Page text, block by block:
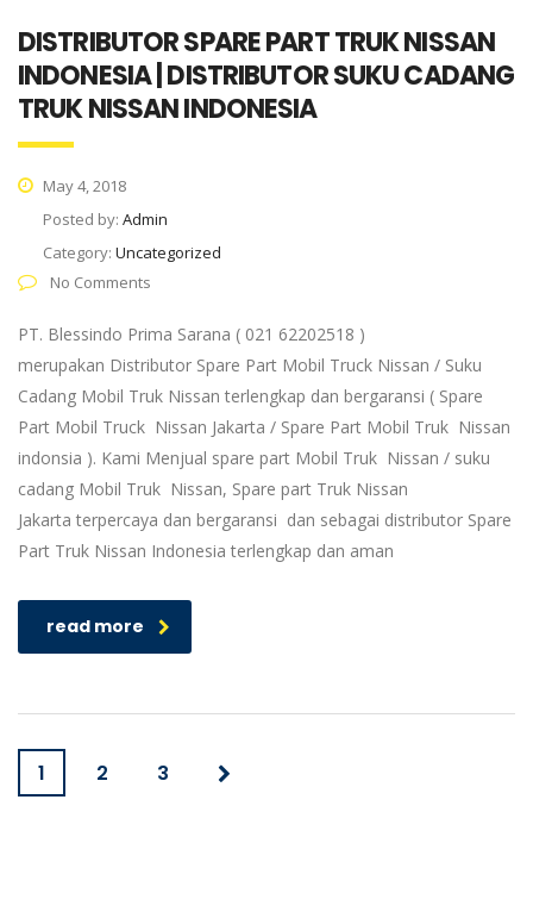
DISTRIBUTOR SPARE PART TRUK NISSAN
INDONESIA | DISTRIBUTOR SUKU CADANG
TRUK NISSAN INDONESIA
May 4, 2018
Posted by: Admin
Category: Uncategorized
No Comments
PT. Blessindo Prima Sarana ( 021 62202518 )
merupakan Distributor Spare Part Mobil Truck Nissan / Suku
Cadang Mobil Truk Nissan terlengkap dan bergaransi ( Spare
Part Mobil Truck Nissan Jakarta / Spare Part Mobil Truk Nissan
indonsia ). Kami Menjual spare part Mobil Truk Nissan / suku
cadang Mobil Truk Nissan, Spare part Truk Nissan
Jakarta terpercaya dan bergaransi dan sebagai distributor Spare
Part Truk Nissan Indonesia terlengkap dan aman
read more
1 2 3